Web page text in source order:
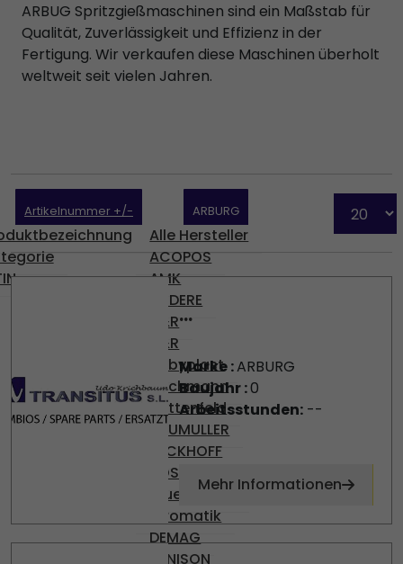
ARBUG Spritzgießmaschinen sind ein Maßstab für
Qualität, Zuverlässigkeit und Effizienz in der
Fertigung. Wir verkaufen diese Maschinen überholt
weltweit seit vielen Jahren.
Artikelnummer +/- ARBURG
Alle Hersteller
ACOPOS
AMK
ANDERE
B&R
B&R
Babyplast
Bachmann
Battenfeld
BAUMULLER
BECKHOFF
BOSCH
Brueninghaus
Hydromatik
DEMAG
DENISON
...
Marke :ARBURG
Baujahr :0
Arbeitsstunden:--
Mehr Informationen